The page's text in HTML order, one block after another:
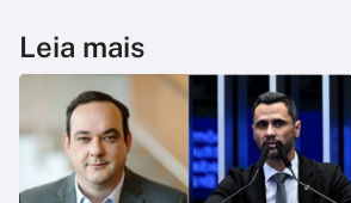
Leia mais